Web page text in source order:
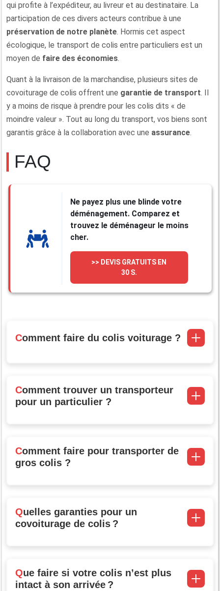
qui profite à l’expéditeur, au livreur et au destinataire. La
participation de ces divers acteurs contribue à une
préservation de notre planète. Hormis cet aspect
écologique, le transport de colis entre particuliers est un
moyen de faire des économies.
Quant à la livraison de la marchandise, plusieurs sites de
covoiturage de colis offrent une garantie de transport. Il
y a moins de risque à prendre pour les colis dits « de
moindre valeur ». Tout au long du transport, vos biens sont
garantis grâce à la collaboration avec une assurance.
FAQ
Ne payez plus une blinde votre
déménagement. Comparez et
trouvez le déménageur le moins
cher.
>> DEVIS GRATUITS EN
30 S.
Comment faire du colis voiturage ?
Comment trouver un transporteur
pour un particulier ?
Comment faire pour transporter de
gros colis ?
Quelles garanties pour un
covoiturage de colis ?
Que faire si votre colis n’est plus
intact à son arrivée ?